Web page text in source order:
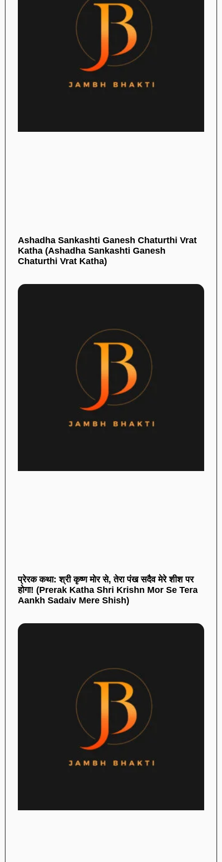
Ashadha Sankashti Ganesh Chaturthi Vrat
Katha (Ashadha Sankashti Ganesh
Chaturthi Vrat Katha)
प्रेरक कथा: श्री कृष्ण मोर से, तेरा पंख सदैव मेरे शीश पर
होगा! (Prerak Katha Shri Krishn Mor Se Tera
Aankh Sadaiv Mere Shish)